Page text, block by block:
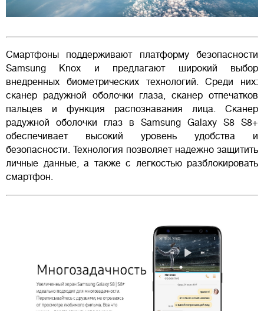
Смартфоны поддерживают платформу безопасности
Samsung Knox и предлагают широкий выбор
внедренных биометрических технологий. Среди них:
сканер радужной оболочки глаза, сканер отпечатков
пальцев и функция распознавания лица. Сканер
радужной оболочки глаз в Samsung Galaxy S8 S8+
обеспечивает высокий уровень удобства и
безопасности. Технология позволяет надежно защитить
личные данные, а также с легкостью разблокировать
смартфон.